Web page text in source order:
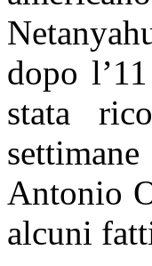
dopo
stata
Antonio
alcuni